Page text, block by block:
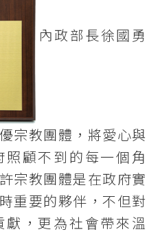
內政部長徐國勇
宗教團體，將愛心與
顧不到的每一個角
宗教團體是在政府實
重要的夥伴，不但對
，更為社會帶來溫